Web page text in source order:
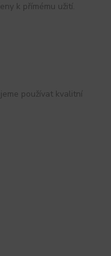
k přímému užití.
používat kvalitní